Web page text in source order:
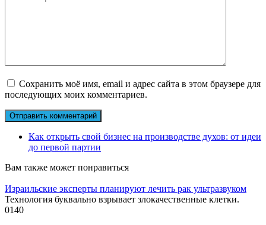
Сохранить моё имя, email и адрес сайта в этом браузере для
последующих моих комментариев.
Как открыть свой бизнес на производстве духов: от идеи
до первой партии
Вам также может понравиться
Израильские эксперты планируют лечить рак ультразвуком
Технология буквально взрывает злокачественные клетки.
0140